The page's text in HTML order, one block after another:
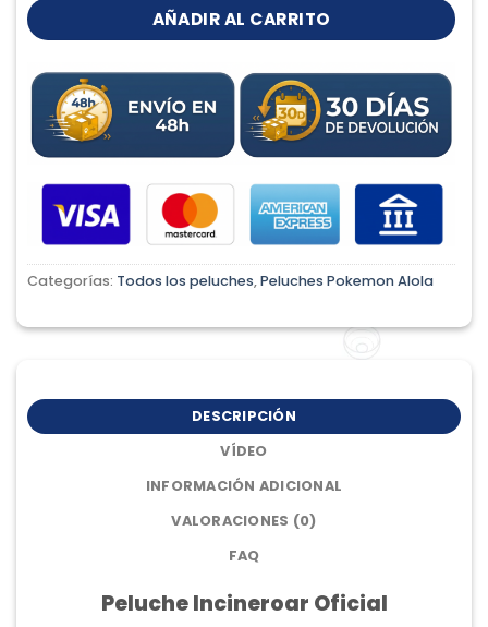
AÑADIR AL CARRITO
Categorías: Todos los peluches,Peluches Pokemon Alola
DESCRIPCIÓN
VÍDEO
INFORMACIÓN ADICIONAL
VALORACIONES (0)
FAQ
Peluche Incineroar Oficial